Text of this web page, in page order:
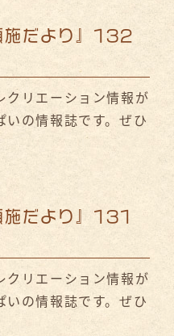
施だより』132
クリエーション情報が
の情報誌です。ぜひ
施だより』131
クリエーション情報が
の情報誌です。ぜひ